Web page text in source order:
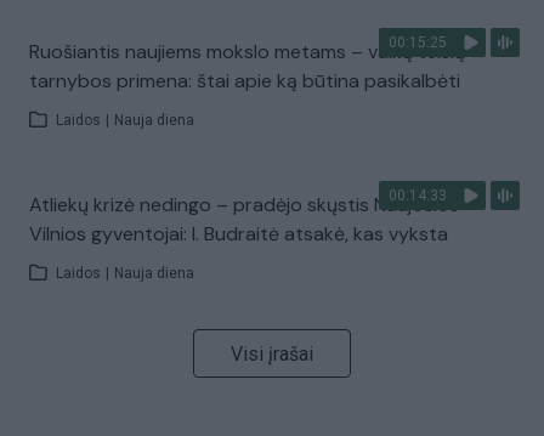
00:15:25
Ruošiantis naujiems mokslo metams – vaikų teisių
tarnybos primena: štai apie ką būtina pasikalbėti
Laidos Nauja diena
00:14:33
Atliekų krizė nedingo – pradėjo skųstis Naujosios
Vilnios gyventojai: I. Budraitė atsakė, kas vyksta
Laidos Nauja diena
Visi įrašai